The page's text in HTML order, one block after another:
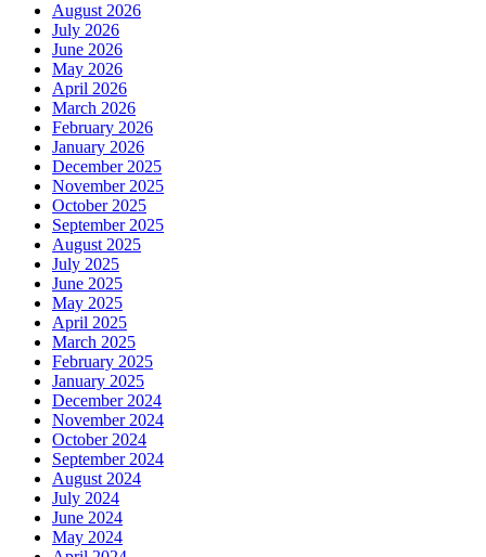
August 2026
July 2026
June 2026
May 2026
April 2026
March 2026
February 2026
January 2026
December 2025
November 2025
October 2025
September 2025
August 2025
July 2025
June 2025
May 2025
April 2025
March 2025
February 2025
January 2025
December 2024
November 2024
October 2024
September 2024
August 2024
July 2024
June 2024
May 2024